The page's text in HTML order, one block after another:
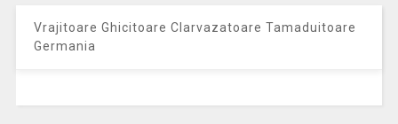
Vrajitoare Ghicitoare Clarvazatoare Tamaduitoare
Germania